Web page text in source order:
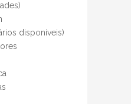
disponíveis)